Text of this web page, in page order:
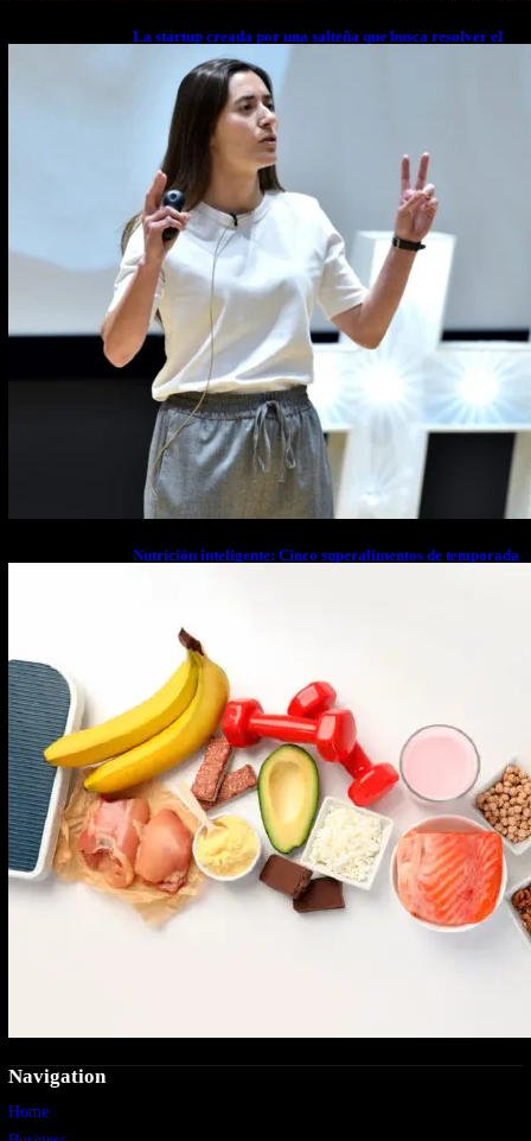
La startup creada por una salteña que busca resolver el
estrés financiero en Latinoamérica
Nutrición inteligente: Cinco superalimentos de temporada
Navigation
Home